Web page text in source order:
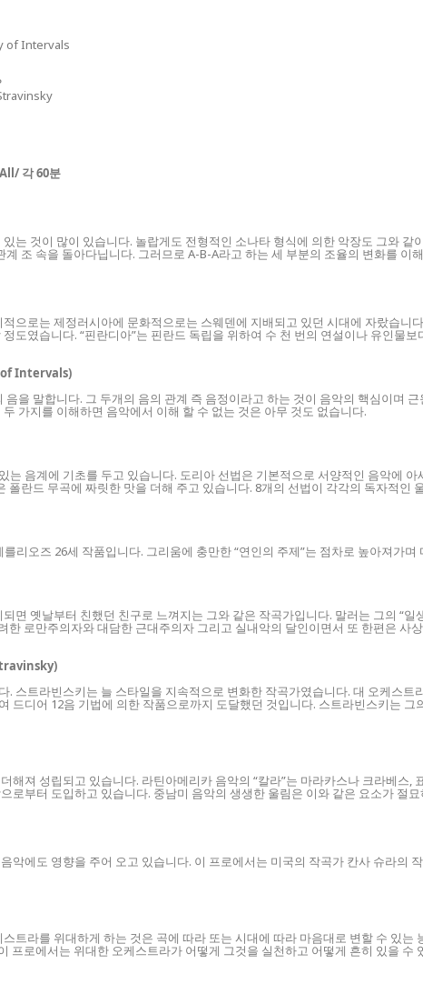
of Intervals
각 60분
는 것이 많이 있습니다. 놀랍게도 전형적인 소나타 형식에 의한 악장도 그와
조 속을 돌아다닙니다. 그러므로 A-B-A라고 하는 세 부분의 조율의 변화를
으로는 제정러시아에 문화적으로는 스웨덴에 지배되고 있던 시대에 자랐습니
도였습니다. “핀란디아”는 핀란드 독립을 위하여 수 천 번의 연설이나 유인물
Intervals)
을 말합니다. 그 두개의 음의 관계 즉 음정이라고 하는 것이 음악의 핵심이며
가지를 이해하면 음악에서 이해 할 수 없는 것은 아무 것도 없습니다.
는 음계에 기초를 두고 있습니다. 도리아 선법은 기본적으로 서양적인 음악에
폴란드 무곡에 짜릿한 맛을 더해 주고 있습니다. 8개의 선법이 각각의 독자적인
리오즈 26세 작품입니다. 그리움에 충만한 “연인의 주제”는 점차로 높아져가
면 옛날부터 친했던 친구로 느껴지는 그와 같은 작곡가입니다. 말러는 그의 “
한 로만주의자와 대담한 근대주의자 그리고 실내악의 달인이면서 또 한편은
스트라빈스키는 늘 스타일을 지속적으로 변화한 작곡가였습니다. 대 오케스
드디어 12음 기법에 의한 작품으로까지 도달했던 것입니다. 스트라빈스키는
해져 성립되고 있습니다. 라틴아메리카 음악의 “칼라”는 마라카스나 크라베스
로부터 도입하고 있습니다. 중남미 음악의 생생한 울림은 이와 같은 요소가 절
에도 영향을 주어 오고 있습니다. 이 프로에서는 미국의 작곡가 칸사 슈라의
트라를 위대하게 하는 것은 곡에 따라 또는 시대에 따라 마음대로 변할 수 있
프로에서는 위대한 오케스트라가 어떻게 그것을 실천하고 어떻게 흔히 있을